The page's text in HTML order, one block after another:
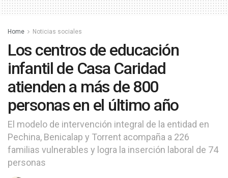
Home Noticias sociales
Los centros de educación
infantil de Casa Caridad
atienden a más de 800
personas en el último año
El modelo de intervención integral de la entidad en
Pechina, Benicalap y Torrent acompaña a 226
familias vulnerables y logra la inserción laboral de 74
personas